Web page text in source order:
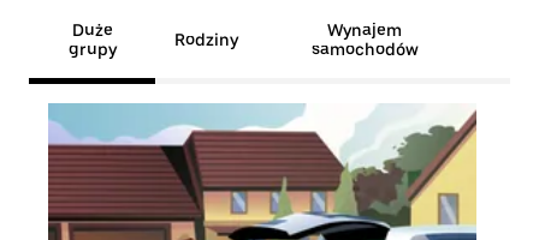
Duże
grupy
Rodziny
Wynajem
samochodów